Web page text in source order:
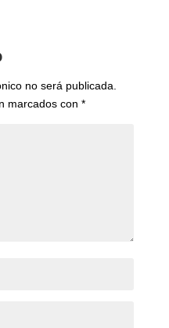
no será publicada.
marcados con *